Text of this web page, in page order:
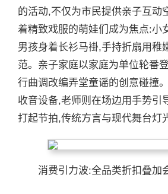
的活动,不仅为市民提供亲子互动
着精致戏服的萌娃们成为焦点:小
男孩身着长衫马褂,手持折扇用稚
范。亲子家庭以家庭为单位轮番
行曲调改编弄堂童谣的创意碰撞
收音设备,老师则在场边用手势引
打起节拍,传统方言与现代舞台灯
消费引力波:全品类折扣叠加